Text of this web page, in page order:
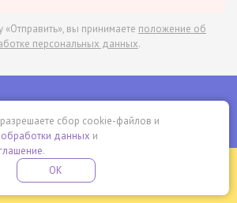
вы принимаете положение об
персональных данных.
Русский язык
летняя школа
ЛЕТО С ПОЛЬЗОЙ
сбор cookie-файлов и
обработки данных и
.
OK